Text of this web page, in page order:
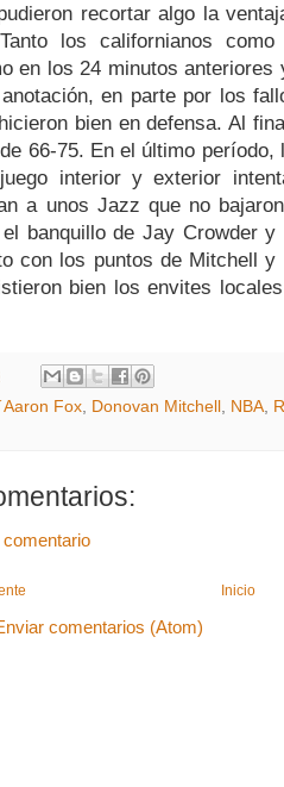
recortar algo la
los californianos
en los 24 minutos
en parte por los
bien en defensa. Al
66-75. En el último
interior y exterior
a unos Jazz que no
banquillo de Jay Crowder
con los puntos de Mitchell y
bien los envites
Fox, Donovan Mitchell , NBA,
Inicio
comentarios (Atom)